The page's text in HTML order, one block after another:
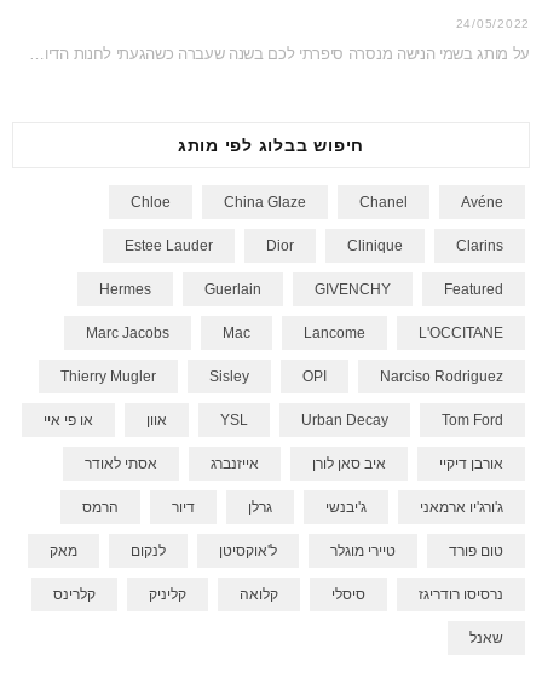
24/05/2022
על מותג בשמי הנישה מנסרה סיפרתי לכם בשנה שעברה כשהגעתי לחנות הדיוטי פרי כדי לצלם…
חיפוש בבלוג לפי מותג
Avéne
Chanel
China Glaze
Chloe
Clarins
Clinique
Dior
Estee Lauder
Featured
GIVENCHY
Guerlain
Hermes
L'OCCITANE
Lancome
Mac
Marc Jacobs
Narciso Rodriguez
OPI
Sisley
Thierry Mugler
Tom Ford
Urban Decay
YSL אוון או פי איי
אורבן דיקיי איב סאן לורן אייזנברג אסתי לאודר
ג'ורג'יו ארמאני ג'יבנשי גרלן דיור הרמס
טום פורד טיירי מוגלר ל'אוקסיטן לנקום מאק
נרסיסו רודריגז סיסלי קלואה קליניק קלרינס
שאנל